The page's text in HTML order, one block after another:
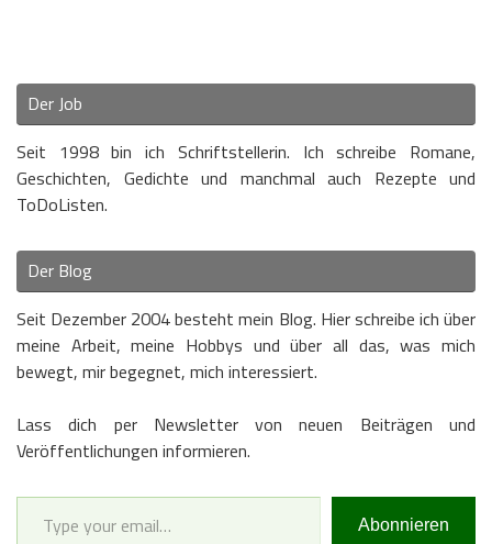
Der Job
Seit 1998 bin ich Schriftstellerin. Ich schreibe Romane,
Geschichten, Gedichte und manchmal auch Rezepte und
ToDoListen.
Der Blog
Seit Dezember 2004 besteht mein Blog. Hier schreibe ich über
meine Arbeit, meine Hobbys und über all das, was mich
bewegt, mir begegnet, mich interessiert.
Lass dich per Newsletter von neuen Beiträgen und
Veröffentlichungen informieren.
Type your email…
Abonnieren